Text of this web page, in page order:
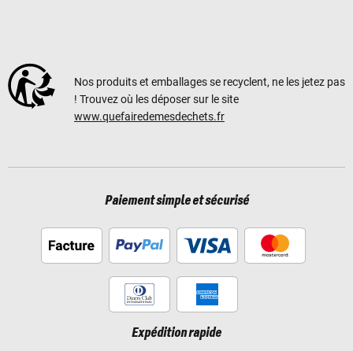
Nos produits et emballages se recyclent, ne les jetez pas
! Trouvez où les déposer sur le site
www.quefairedemesdechets.fr
Paiement simple et sécurisé
Expédition rapide